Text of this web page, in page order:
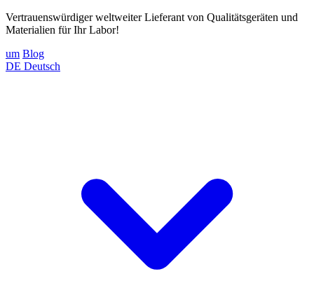
Vertrauenswürdiger weltweiter Lieferant von Qualitätsgeräten und
Materialien für Ihr Labor!
um Blog
DE Deutsch